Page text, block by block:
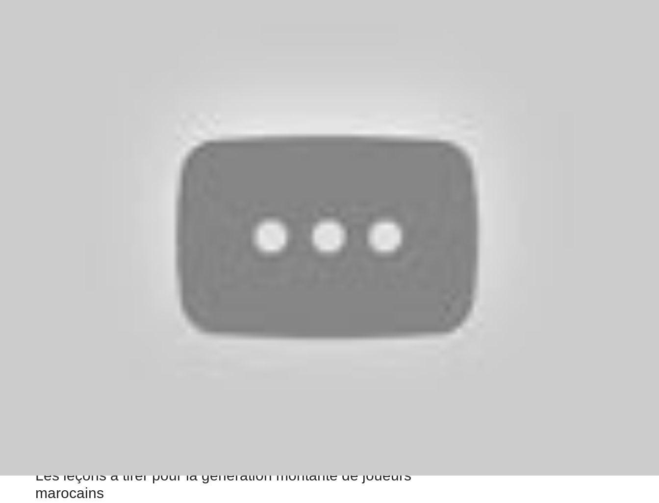
Ce drame ne fait pas seulement couler beaucoup d’encre, il relance également la discussion autour des
mesures de sécurité lors des déplacements des sportifs. La presse sud-africaine, attentive à la cause,
Les clubs doivent mettre en place des protocoles stricts pour minimiser ces risques.
Les gouvernements locaux peuvent aussi agir en renforçant les contrôles et en sensibilisant aux
Les supporters espèrent voir un changement pour éviter que de telles tragédies ne se reproduisent.
L’histoire de cet ancien joueur international devient une étape de plus dans la longue liste des incidents qui
frappent le sport national. En dehors des terrains, ce sont souvent les accidents de voiture ou les
Les leçons à tirer pour la génération montante de joueurs
marocains